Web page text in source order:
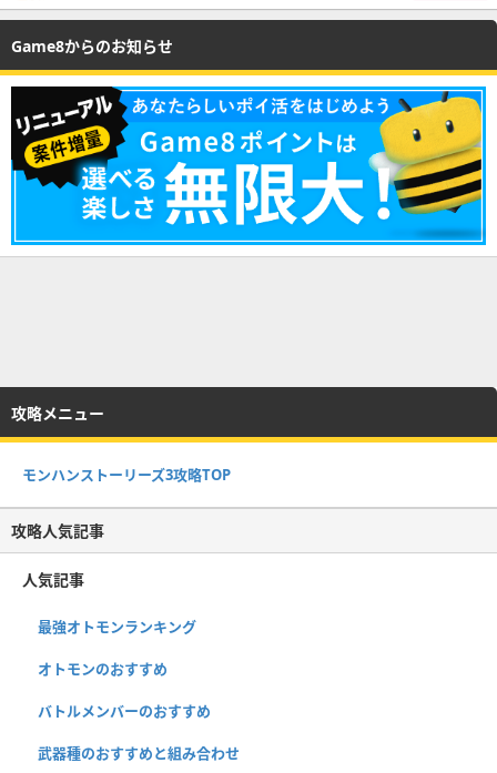
Game8からのお知らせ
攻略メニュー
モンハンストーリーズ3攻略TOP
攻略人気記事
人気記事
最強オトモンランキング
オトモンのおすすめ
バトルメンバーのおすすめ
武器種のおすすめと組み合わせ